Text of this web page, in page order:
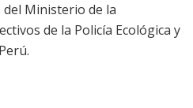
Ministerio de la
de la Policía Ecológica y